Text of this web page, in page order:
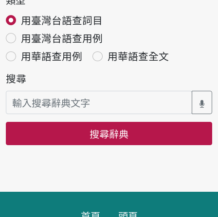
用臺灣台語查詞目
用臺灣台語查用例
用華語查用例
用華語查全文
搜尋
搜尋辭典